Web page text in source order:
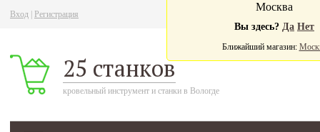
Вход Регистрация
25 станков
кровельный инструмент и станки в Вологде
Москва
Вы здесь? Да Нет
Ближайший магазин: